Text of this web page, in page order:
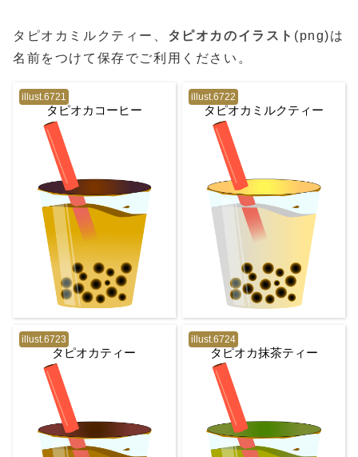
タピオカミルクティー、 タピオカのイラスト (png)は
名前をつけて保存でご利用ください。
illust.6721
タピオカコーヒー
illust.6722
タピオカミルクティー
illust.6723
タピオカティー
illust.6724
タピオカ抹茶ティー